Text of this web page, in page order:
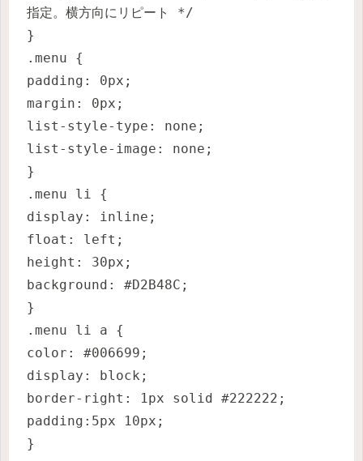
指定。横方向にリピート */
}
.menu {
padding: 0px;
margin: 0px;
list-style-type: none;
list-style-image: none;
}
.menu li {
display: inline;
float: left;
height: 30px;
background: #D2B48C;
}
.menu li a {
color: #006699;
display: block;
border-right: 1px solid #222222;
padding:5px 10px;
}